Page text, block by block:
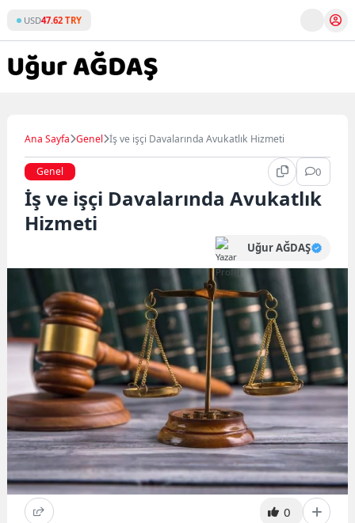
content
USD47.62 TRY
Ana Sayfa Genel İş ve işçi Davalarında Avukatlık Hizmeti
Genel 0
İş ve işçi Davalarında Avukatlık
Hizmeti
Uğur AĞDAŞ
0